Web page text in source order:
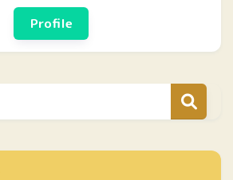
Profile